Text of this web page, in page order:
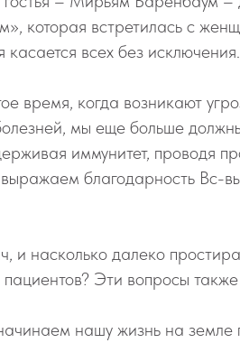
которая встретилась с
касается всех без исключения.
время, когда возникают
мы еще больше
иммунитет, проводя
благодарность Вс-
и насколько далеко
пациентов? Эти вопросы
нашу жизнь на земле